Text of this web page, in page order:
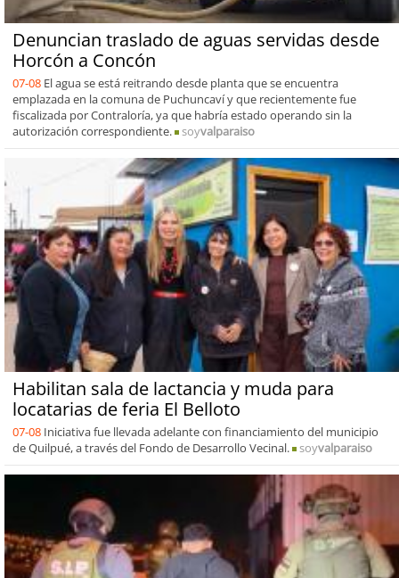
Denuncian traslado de aguas servidas desde
Horcón a Concón
07-08 El agua se está reitrando desde planta que se encuentra
emplazada en la comuna de Puchuncaví y que recientemente fue
fiscalizada por Contraloría, ya que habría estado operando sin la
autorización correspondiente.
soyvalparaiso
Habilitan sala de lactancia y muda para
locatarias de feria El Belloto
07-08 Iniciativa fue llevada adelante con financiamiento del municipio
de Quilpué, a través del Fondo de Desarrollo Vecinal.
soyvalparaiso